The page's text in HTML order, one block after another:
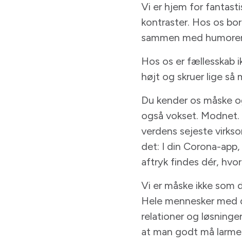
Vi er hjem for
kontraster. Hos os
sammen med
Hos os er fællesskab
højt og skruer lige så
Du kender os måske
også vokset.
verdens sejeste
det: I din Corona-
aftryk findes dér,
Vi er måske ikke som
Hele mennesker
relationer og
at man godt må